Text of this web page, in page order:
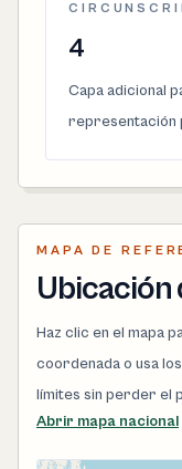
4
Capa adicional
representación
MAPA DE
Ubicación
Haz clic en el mapa
coordenada o usa
límites sin perder el
Abrir mapa nacional